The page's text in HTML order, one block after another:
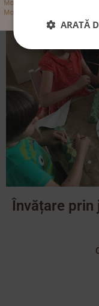
Învățare prin
ARATĂ